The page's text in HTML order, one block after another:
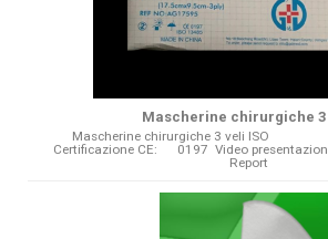
Mascherine chirurgiche 3
Mascherine chirurgiche 3
Certificazione CE: 0197 Video
Report